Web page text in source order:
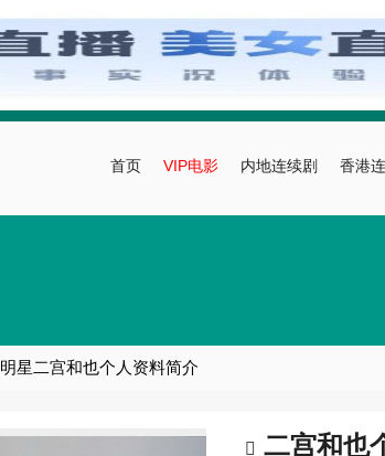
首页 VIP电影 内地连续剧 香港
明星二宫和也个人资料简介
 二宫和也